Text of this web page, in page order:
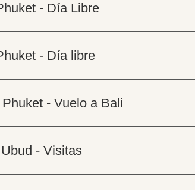
- Día Libre
- Día libre
- Vuelo a Bali
- Visitas